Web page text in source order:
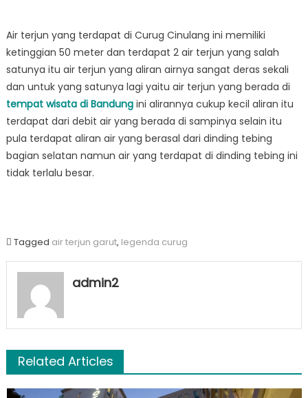
Air terjun yang terdapat di Curug Cinulang ini memiliki
ketinggian 50 meter dan terdapat 2 air terjun yang salah
satunya itu air terjun yang aliran airnya sangat deras sekali
dan untuk yang satunya lagi yaitu air terjun yang berada di
tempat wisata di Bandung ini alirannya cukup kecil aliran itu
terdapat dari debit air yang berada di sampinya selain itu
pula terdapat aliran air yang berasal dari dinding tebing
bagian selatan namun air yang terdapat di dinding tebing ini
tidak terlalu besar.
Tagged air terjun garut, legenda curug
admin2
Related Articles